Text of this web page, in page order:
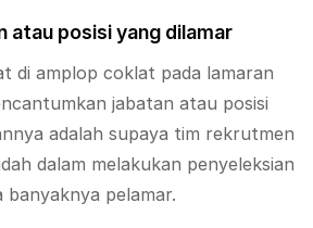
atau posisi yang dilamar
di amplop coklat pada lamaran
jabatan atau posisi
adalah supaya tim rekrutmen
dalam melakukan penyeleksian
banyaknya pelamar.